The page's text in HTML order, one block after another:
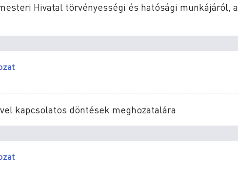
Hivatal törvényességi és hatósági munkájáról, a
kapcsolatos döntések meghozatalára